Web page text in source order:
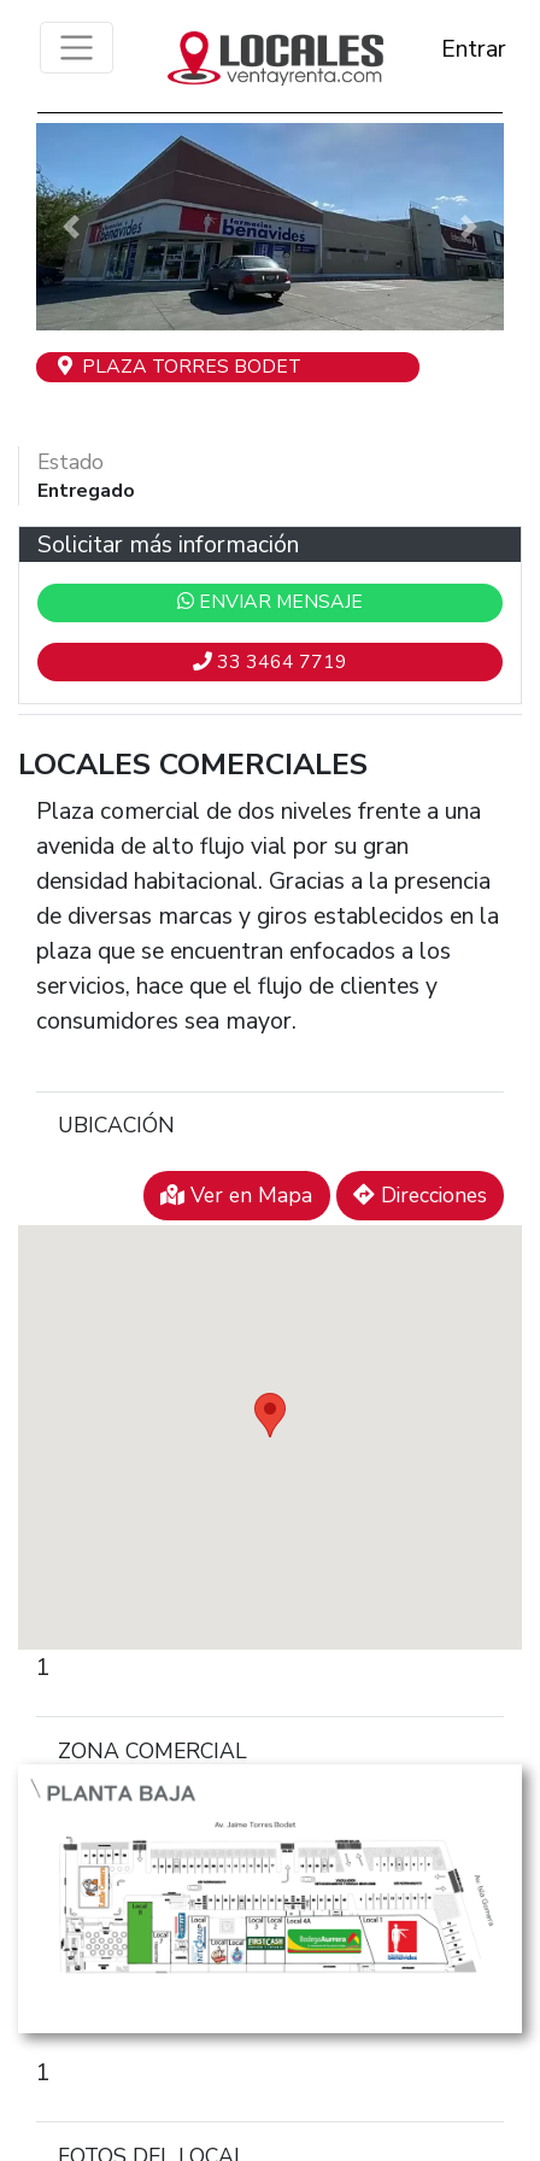
Entrar
Previous Next
PLAZA TORRES BODET
Estado
Entregado
Solicitar más información
ENVIAR MENSAJE
33 3464 7719
LOCALES COMERCIALES
Plaza comercial de dos niveles frente a una
avenida de alto flujo vial por su gran
densidad habitacional. Gracias a la presencia
de diversas marcas y giros establecidos en la
plaza que se encuentran enfocados a los
servicios, hace que el flujo de clientes y
consumidores sea mayor.
UBICACIÓN
Ver en Mapa Direcciones
1
ZONA COMERCIAL
1